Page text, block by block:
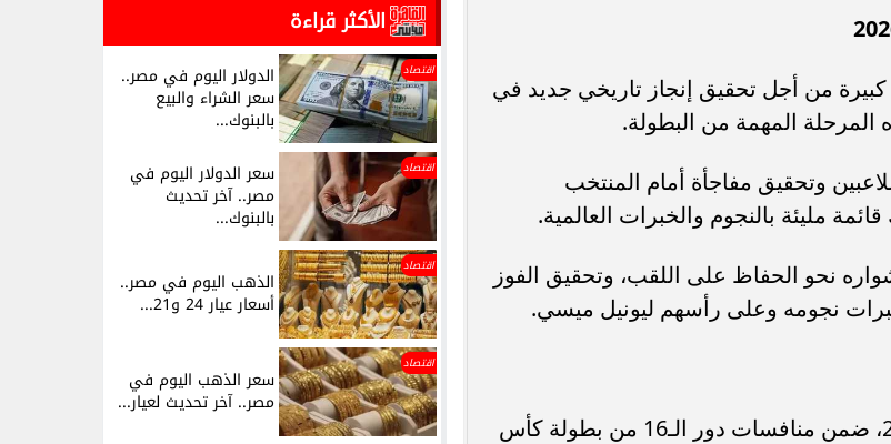
من أجل تحقيق إنجاز تاريخي جديد في
المهمة من البطولة.
وتحقيق مفاجأة أمام المنتخب
مليئة بالنجوم والخبرات العالمية.
نحو الحفاظ على اللقب، وتحقيق الفوز
نجومه وعلى رأسهم ليونيل ميسي.
تقام مباراة مصر والأرجنتين اليوم الثلاثاء 7 يوليو 2026، ضمن منافسات دور الـ16 من بطولة كأس
الأكثر قراءة
اقتصاد الدولار اليوم في مصر..
سعر الشراء والبيع
بالبنوك...
اقتصاد سعر الدولار اليوم في
مصر.. آخر تحديث
بالبنوك...
اقتصاد
الذهب اليوم في مصر..
أسعار عيار 24 و21...
اقتصاد
سعر الذهب اليوم في
مصر.. آخر تحديث لعيار...